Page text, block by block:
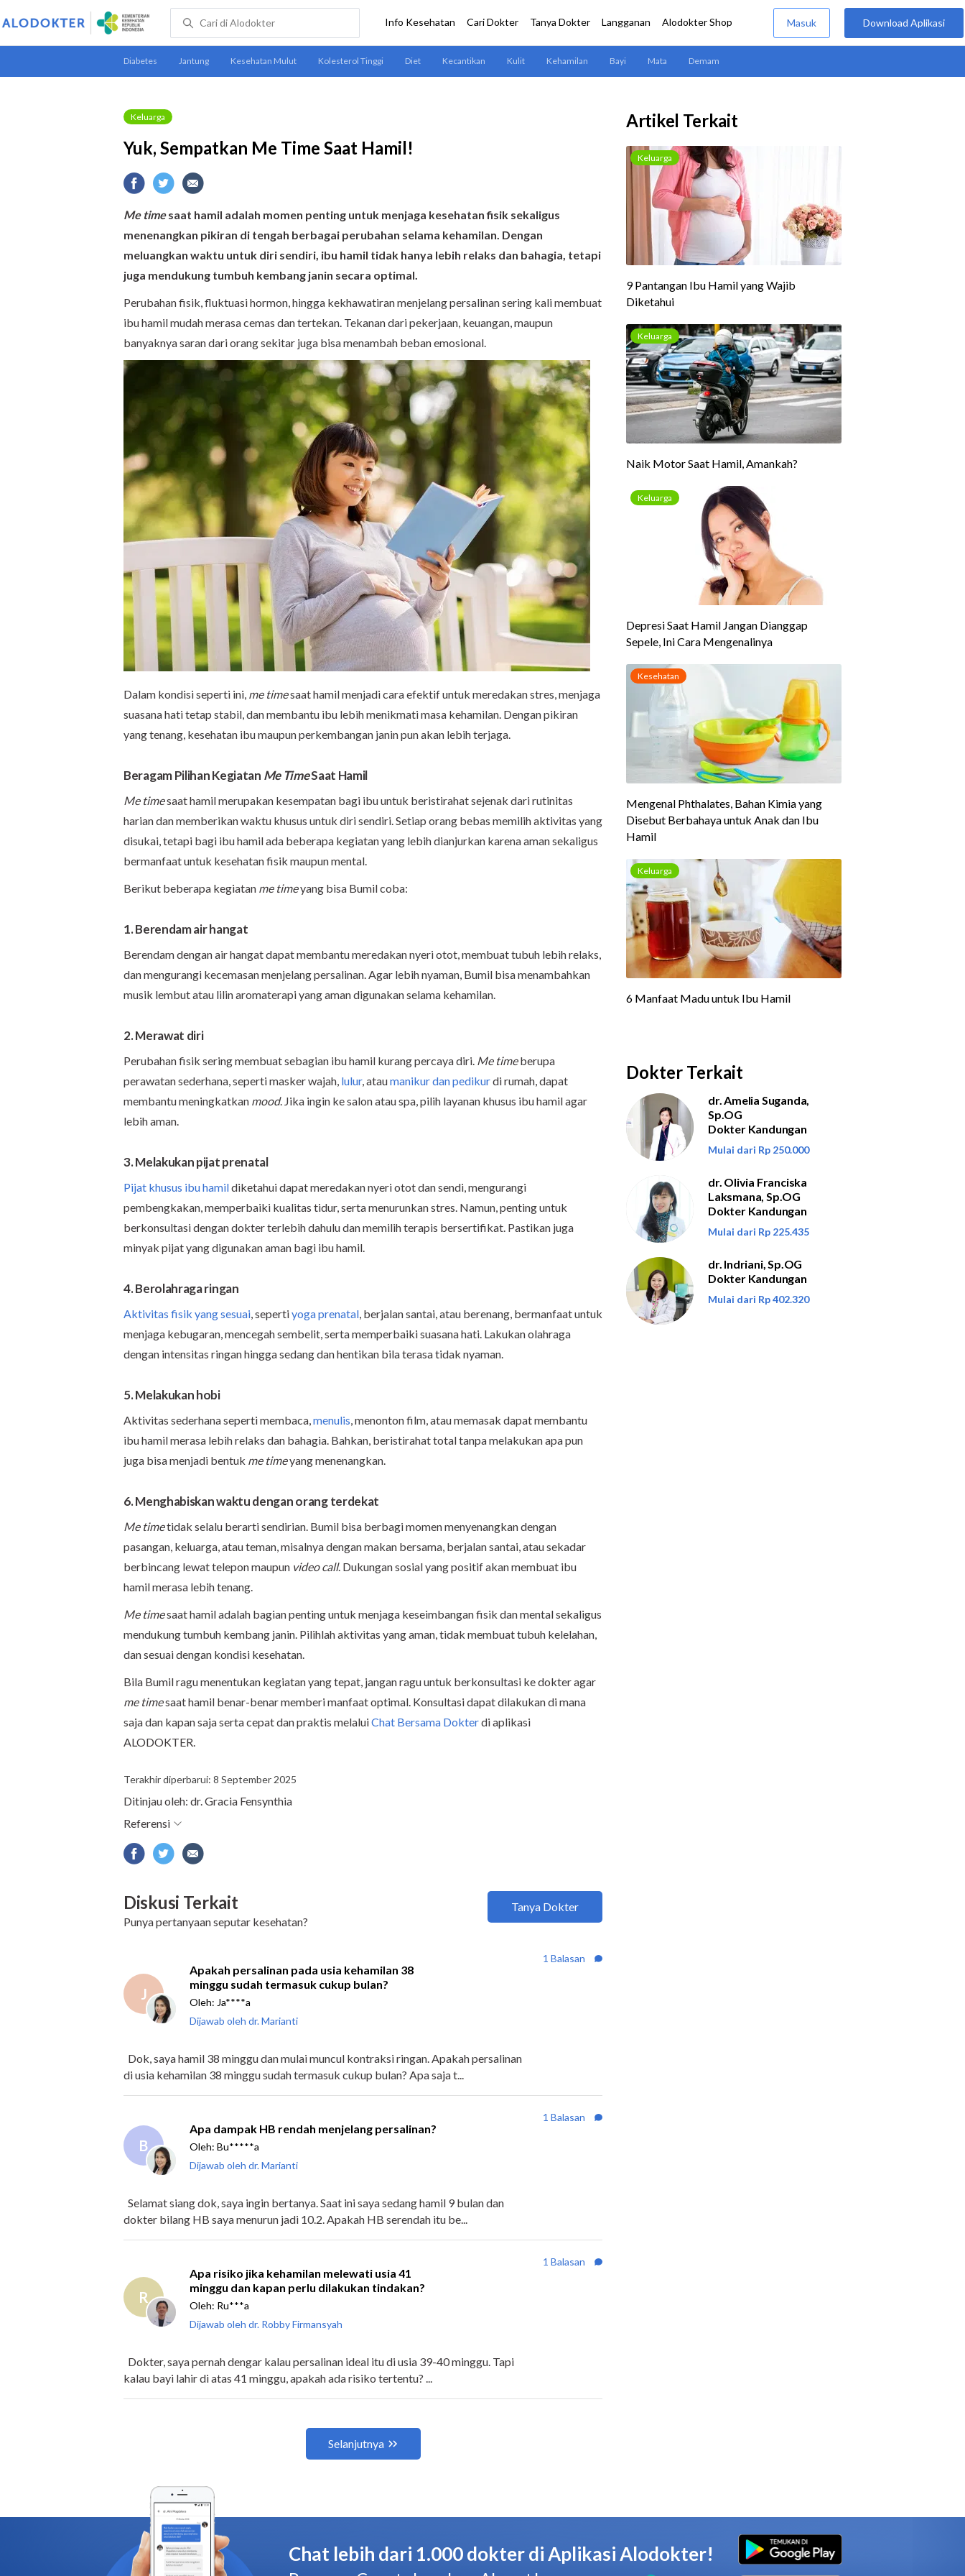
Keluarga
Yuk, Sempatkan Me Time Saat Hamil!
Me timesaat hamil adalah momen penting untuk menjaga kesehatan fisik sekaligus
menenangkan pikiran di tengah berbagai perubahan selama kehamilan. Dengan
meluangkan waktu untuk diri sendiri, ibu hamil tidak hanya lebih relaks dan bahagia, tetapi
juga mendukung tumbuh kembang janin secara optimal.
Perubahan fisik, fluktuasi hormon, hingga kekhawatiran menjelang persalinan sering kali membuat
ibu hamil mudah merasa cemas dan tertekan. Tekanan dari pekerjaan, keuangan, maupun
banyaknya saran dari orang sekitar juga bisa menambah beban emosional.
Dalam kondisi seperti ini, me timesaat hamil menjadi cara efektif untuk meredakan stres, menjaga
suasana hati tetap stabil, dan membantu ibu lebih menikmati masa kehamilan. Dengan pikiran
yang tenang, kesehatan ibu maupun perkembangan janin pun akan lebih terjaga.
Beragam Pilihan Kegiatan Me TimeSaat Hamil
Me timesaat hamil merupakan kesempatan bagi ibu untuk beristirahat sejenak dari rutinitas
harian dan memberikan waktu khusus untuk diri sendiri. Setiap orang bebas memilih aktivitas yang
disukai, tetapi bagi ibu hamil ada beberapa kegiatan yang lebih dianjurkan karena aman sekaligus
bermanfaat untuk kesehatan fisik maupun mental.
Berikut beberapa kegiatan me timeyang bisa Bumil coba:
1. Berendam air hangat
Berendam dengan air hangat dapat membantu meredakan nyeri otot, membuat tubuh lebih relaks,
dan mengurangi kecemasan menjelang persalinan. Agar lebih nyaman, Bumil bisa menambahkan
musik lembut atau lilin aromaterapi yang aman digunakan selama kehamilan.
2. Merawat diri
Perubahan fisik sering membuat sebagian ibu hamil kurang percaya diri. Me timeberupa
perawatan sederhana, seperti masker wajah, lulur, ataumanikur dan pedikurdi rumah, dapat
membantu meningkatkan mood. Jika ingin ke salon atau spa, pilih layanan khusus ibu hamil agar
lebih aman.
3. Melakukan pijat prenatal
Pijat khusus ibu hamildiketahui dapat meredakan nyeri otot dan sendi, mengurangi
pembengkakan, memperbaiki kualitas tidur, serta menurunkan stres. Namun, penting untuk
berkonsultasi dengan dokter terlebih dahulu dan memilih terapis bersertifikat. Pastikan juga
minyak pijat yang digunakan aman bagi ibu hamil.
4. Berolahraga ringan
Aktivitas fisik yang sesuai, sepertiyoga prenatal, berjalan santai, atau berenang, bermanfaat untuk
menjaga kebugaran, mencegah sembelit, serta memperbaiki suasana hati. Lakukan olahraga
dengan intensitas ringan hingga sedang dan hentikan bila terasa tidak nyaman.
5. Melakukan hobi
Aktivitas sederhana seperti membaca,menulis, menonton film, atau memasak dapat membantu
ibu hamil merasa lebih relaks dan bahagia. Bahkan, beristirahat total tanpa melakukan apa pun
juga bisa menjadi bentuk me timeyang menenangkan.
6. Menghabiskan waktu dengan orang terdekat
Me timetidak selalu berarti sendirian. Bumil bisa berbagi momen menyenangkan dengan
pasangan, keluarga, atau teman, misalnya dengan makan bersama, berjalan santai, atau sekadar
berbincang lewat telepon maupun video call. Dukungan sosial yang positif akan membuat ibu
hamil merasa lebih tenang.
Me timesaat hamil adalah bagian penting untuk menjaga keseimbangan fisik dan mental sekaligus
mendukung tumbuh kembang janin. Pilihlah aktivitas yang aman, tidak membuat tubuh kelelahan,
dan sesuai dengan kondisi kesehatan.
Bila Bumil ragu menentukan kegiatan yang tepat, jangan ragu untuk berkonsultasi ke dokter agar
me timesaat hamil benar-benar memberi manfaat optimal. Konsultasi dapat dilakukan di mana
saja dan kapan saja serta cepat dan praktis melaluiChat Bersama Dokterdi aplikasi
ALODOKTER.
Terakhir diperbarui: 8 September 2025
Artikel Terkait
Dokter Terkait